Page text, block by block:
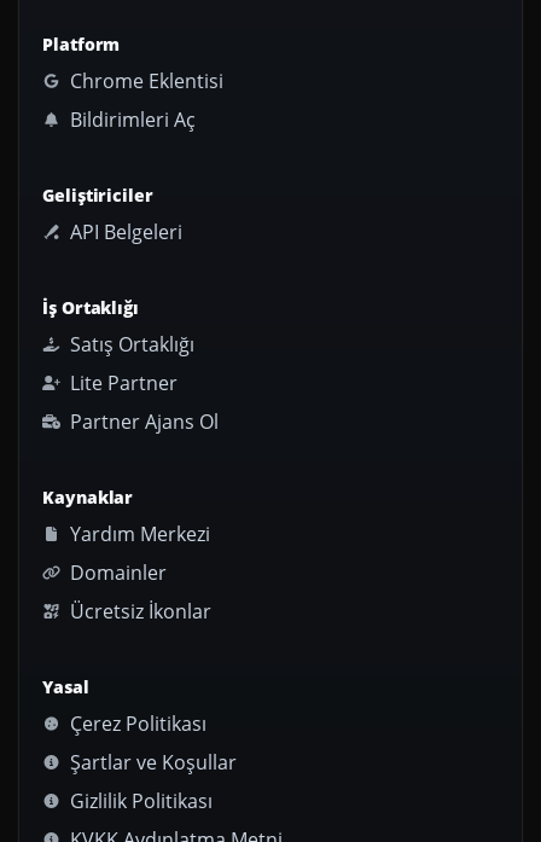
Platform
Chrome Eklentisi
Bildirimleri Aç
Geliştiriciler
API Belgeleri
İş Ortaklığı
Satış Ortaklığı
Lite Partner
Partner Ajans Ol
Kaynaklar
Yardım Merkezi
Domainler
Ücretsiz İkonlar
Yasal
Çerez Politikası
Şartlar ve Koşullar
Gizlilik Politikası